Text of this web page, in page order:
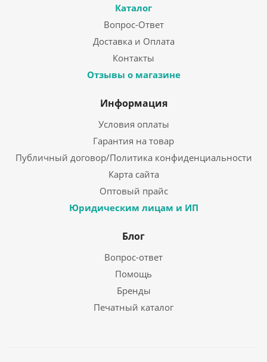
Каталог
Вопрос-Ответ
Доставка и Оплата
Контакты
Отзывы о магазине
Информация
Условия оплаты
Гарантия на товар
Публичный договор/Политика конфиденциальности
Карта сайта
Оптовый прайс
Юридическим лицам и ИП
Блог
Вопрос-ответ
Помощь
Бренды
Печатный каталог